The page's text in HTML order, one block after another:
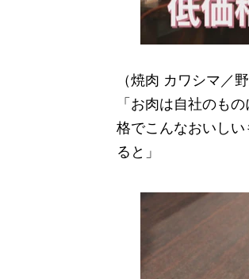
（焼肉 カワシマ／
「お肉は自社のも
格でこんなおいし
ると」